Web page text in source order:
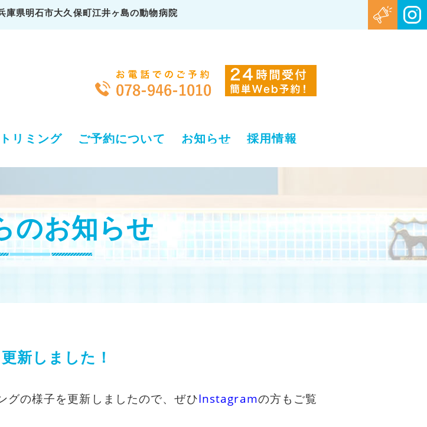
庫県明石市大久保町江井ヶ島の動物病院
トリミング ご予約について お知らせ 採用情報
のお知らせ
新しました！
グの様子を更新しましたので、ぜひInstagramの方もご覧